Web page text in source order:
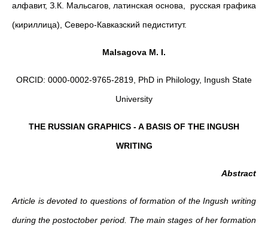
алфавит, З.К. Мальсагов, латинская основа, русская графика
(кириллица), Северо-Кавказский педиститут.
Malsagova M. I.
ORCID: 0000-0002-9765-2819, PhD in Philology, Ingush State
University
THE RUSSIAN GRAPHICS - A BASIS OF THE INGUSH
WRITING
Abstract
Article is devoted to questions of formation of the Ingush writing
during the postoctober period. The main stages of her formation